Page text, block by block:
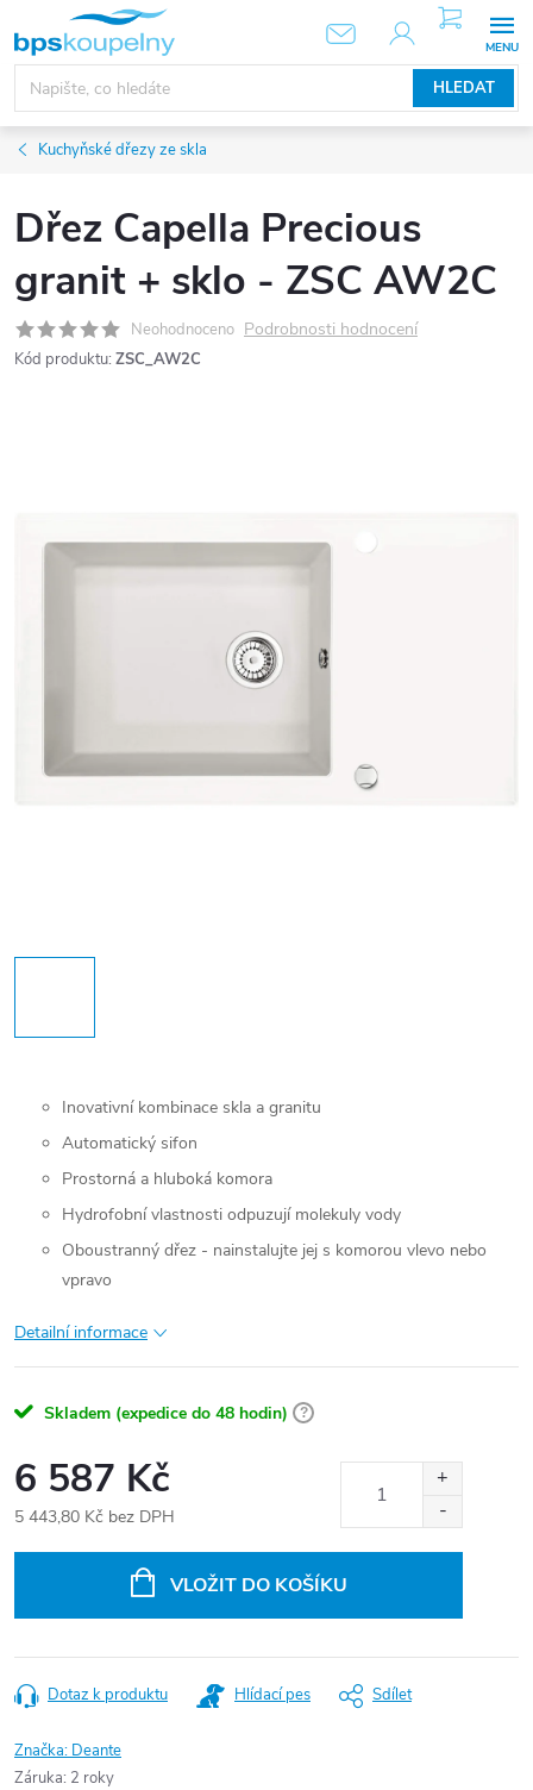
obsah
HLEDAT
NÁKUPNÍ
KOŠÍK
Kuchyňské dřezy ze skla
Dřez Capella Precious
granit + sklo - ZSC AW2C
Neohodnoceno Podrobnosti hodnocení
Kód produktu: ZSC_AW2C
Inovativní kombinace skla a granitu
Automatický sifon
Prostorná a hluboká komora
Hydrofobní vlastnosti odpuzují molekuly vody
Oboustranný dřez - nainstalujte jej s komorou vlevo nebo
vpravo
Detailní informace
Skladem (expedice do 48 hodin) ?
6 587 Kč
5 443,80 Kč bez DPH
VLOŽIT DO KOŠÍKU
Dotaz k produktu Hlídací pes Sdílet
Značka: Deante
Záruka: 2 roky